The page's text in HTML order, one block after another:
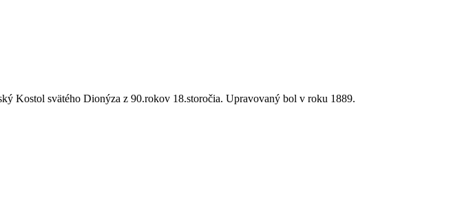
Kostol svätého Dionýza z 90.rokov 18.storočia. Upravovaný bol v roku 1889.